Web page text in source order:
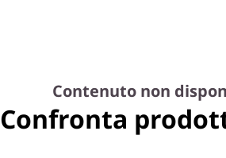
Contenuto non
Confronta